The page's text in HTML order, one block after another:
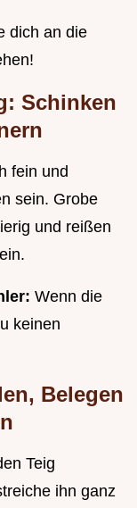
dich an die
Schinken
fein und
sein. Grobe
und reißen
Wenn die
keinen
Belegen
Teig
ihn ganz